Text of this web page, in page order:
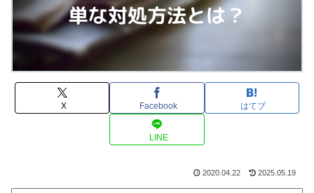
X Facebook はてブ
LINE
2020.04.22 2025.05.19